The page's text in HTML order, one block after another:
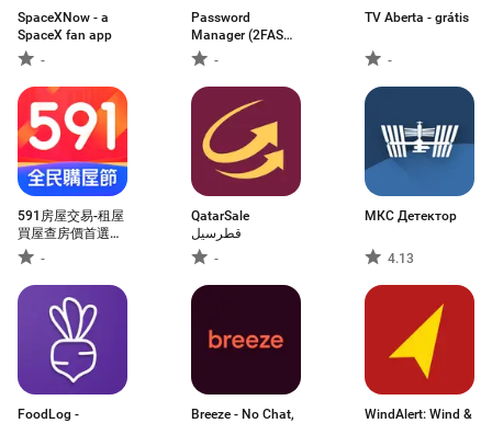
SpaceXNow - a
SpaceX fan app
-
Password
Manager (2FAS
Pass)-
TV Aberta - grátis
-
591房屋交易-租屋
買屋查房價首選
APP -
QatarSale
قطرسيل
-
МКС Детектор
4.13
FoodLog -
Breeze - No Chat,
WindAlert: Wind &